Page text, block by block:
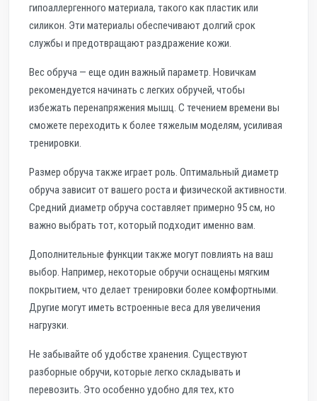
гипоаллергенного материала, такого как пластик или
силикон. Эти материалы обеспечивают долгий срок
службы и предотвращают раздражение кожи.
Вес обруча — еще один важный параметр. Новичкам
рекомендуется начинать с легких обручей, чтобы
избежать перенапряжения мышц. С течением времени вы
сможете переходить к более тяжелым моделям, усиливая
тренировки.
Размер обруча также играет роль. Оптимальный диаметр
обруча зависит от вашего роста и физической активности.
Средний диаметр обруча составляет примерно 95 см, но
важно выбрать тот, который подходит именно вам.
Дополнительные функции также могут повлиять на ваш
выбор. Например, некоторые обручи оснащены мягким
покрытием, что делает тренировки более комфортными.
Другие могут иметь встроенные веса для увеличения
нагрузки.
Не забывайте об удобстве хранения. Существуют
разборные обручи, которые легко складывать и
перевозить. Это особенно удобно для тех, кто